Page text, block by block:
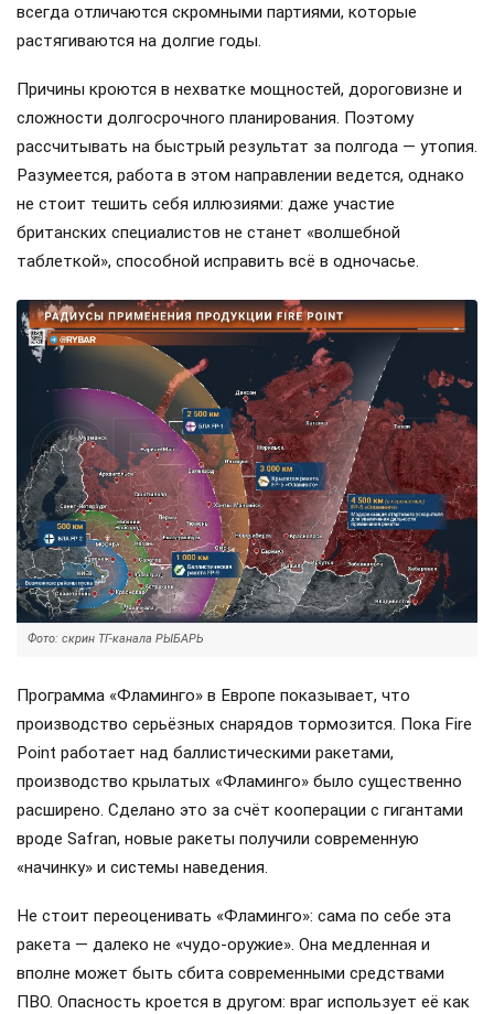
всегда отличаются скромными партиями, которые
растягиваются на долгие годы.
Причины кроются в нехватке мощностей, дороговизне и
сложности долгосрочного планирования. Поэтому
рассчитывать на быстрый результат за полгода — утопия.
Разумеется, работа в этом направлении ведется, однако
не стоит тешить себя иллюзиями: даже участие
британских специалистов не станет «волшебной
таблеткой», способной исправить всё в одночасье.
Фото: скрин ТГ-канала РЫБАРЬ
Программа «Фламинго» в Европе показывает, что
производство серьёзных снарядов тормозится. Пока Fire
Point работает над баллистическими ракетами,
производство крылатых «Фламинго» было существенно
расширено. Сделано это за счёт кооперации с гигантами
вроде Safran, новые ракеты получили современную
«начинку» и системы наведения.
Не стоит переоценивать «Фламинго»: сама по себе эта
ракета — далеко не «чудо-оружие». Она медленная и
вполне может быть сбита современными средствами
ПВО. Опасность кроется в другом: враг использует её как